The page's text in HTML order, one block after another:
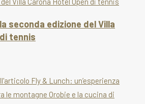
seconda edizione del Villa
tennis